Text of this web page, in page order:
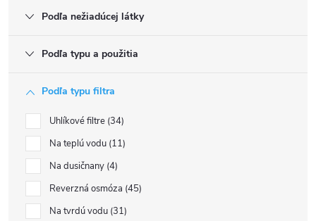
Podľa nežiadúcej látky
Podľa typu a použitia
Podľa typu filtra
Uhlíkové filtre 34
Na teplú vodu 11
Na dusičnany 4
Reverzná osmóza 45
Na tvrdú vodu 31